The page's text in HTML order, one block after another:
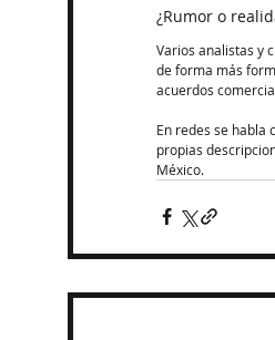
¿Rumor o
Varios analistas y
de forma más
acuerdos
En redes se habla
propias
México.